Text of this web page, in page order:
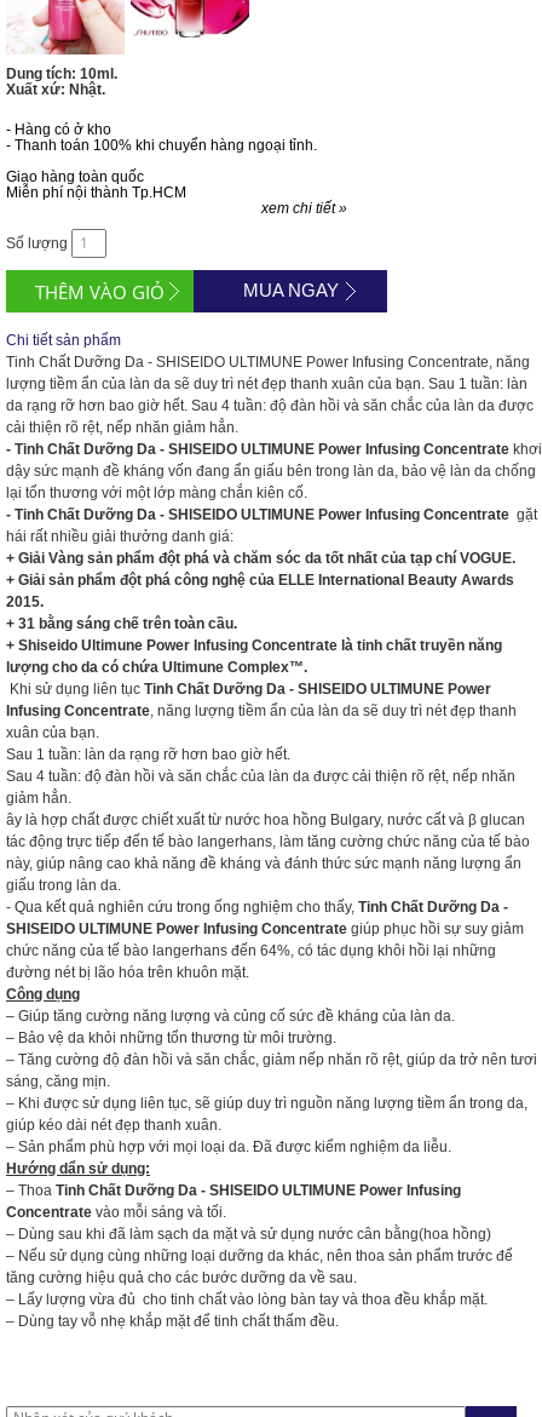
Dung tích: 10ml.
Xuất xứ: Nhật.
- Hàng có ở kho
- Thanh toán 100% khi chuyển hàng ngoại tỉnh.
Giao hàng toàn quốc
Miễn phí nội thành Tp.HCM
xem chi tiết »
Số lượng
MUA NGAY
Chi tiết sản phẩm
Tinh Chất Dưỡng Da - SHISEIDO ULTIMUNE Power Infusing Concentrate, năng
lượng tiềm ẩn của làn da sẽ duy trì nét đẹp thanh xuân của bạn. Sau 1 tuần: làn
da rạng rỡ hơn bao giờ hết. Sau 4 tuần: độ đàn hồi và săn chắc của làn da được
cải thiện rõ rệt, nếp nhăn giảm hẳn.
- Tinh Chất Dưỡng Da - SHISEIDO ULTIMUNE Power Infusing Concentrate khơi
dậy sức mạnh đề kháng vốn đang ẩn giấu bên trong làn da, bảo vệ làn da chống
lại tổn thương với một lớp màng chắn kiên cố.
- Tinh Chất Dưỡng Da - SHISEIDO ULTIMUNE Power Infusing Concentrate gặt
hái rất nhiều giải thưởng danh giá:
+ Giải Vàng sản phẩm đột phá và chăm sóc da tốt nhất của tạp chí VOGUE.
+ Giải sản phẩm đột phá công nghệ của ELLE International Beauty Awards
2015.
+ 31 bằng sáng chế trên toàn cầu.
+ Shiseido Ultimune Power Infusing Concentrate là tinh chất truyền năng
lượng cho da có chứa Ultimune Complex™.
Khi sử dụng liên tục Tinh Chất Dưỡng Da - SHISEIDO ULTIMUNE Power
Infusing Concentrate, năng lượng tiềm ẩn của làn da sẽ duy trì nét đẹp thanh
xuân của bạn.
Sau 1 tuần: làn da rạng rỡ hơn bao giờ hết.
Sau 4 tuần: độ đàn hồi và săn chắc của làn da được cải thiện rõ rệt, nếp nhăn
giảm hẳn.
ây là hợp chất được chiết xuất từ nước hoa hồng Bulgary, nước cất và β glucan
tác động trực tiếp đến tế bào langerhans, làm tăng cường chức năng của tế bào
này, giúp nâng cao khả năng đề kháng và đánh thức sức mạnh năng lượng ẩn
giấu trong làn da.
- Qua kết quả nghiên cứu trong ống nghiệm cho thấy, Tinh Chất Dưỡng Da -
SHISEIDO ULTIMUNE Power Infusing Concentrate giúp phục hồi sự suy giảm
chức năng của tế bào langerhans đến 64%, có tác dụng khôi hồi lại những
đường nét bị lão hóa trên khuôn mặt.
Công dụng
– Giúp tăng cường năng lượng và củng cố sức đề kháng của làn da.
– Bảo vệ da khỏi những tổn thương từ môi trường.
– Tăng cường độ đàn hồi và săn chắc, giảm nếp nhăn rõ rệt, giúp da trở nên tươi
sáng, căng mịn.
– Khi được sử dụng liên tục, sẽ giúp duy trì nguồn năng lượng tiềm ẩn trong da,
giúp kéo dài nét đẹp thanh xuân.
– Sản phẩm phù hợp với mọi loại da. Đã được kiểm nghiệm da liễu.
Hướng dẩn sử dụng:
– Thoa Tinh Chất Dưỡng Da - SHISEIDO ULTIMUNE Power Infusing
Concentrate vào mỗi sáng và tối.
– Dùng sau khi đã làm sạch da mặt và sử dụng nước cân bằng(hoa hồng)
– Nếu sử dụng cùng những loại dưỡng da khác, nên thoa sản phẩm trước để
tăng cường hiệu quả cho các bước dưỡng da về sau.
– Lấy lượng vừa đủ cho tinh chất vào lòng bàn tay và thoa đều khắp mặt.
– Dùng tay vỗ nhẹ khắp mặt để tinh chất thấm đều.